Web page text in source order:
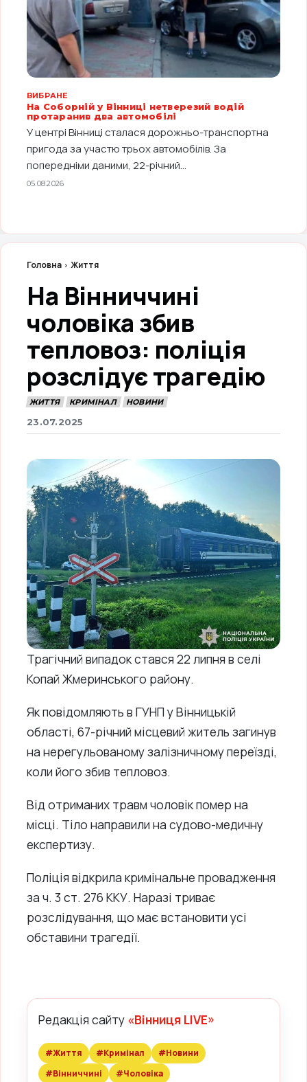
ВИБРАНЕ
На Соборній у Вінниці нетверезий водій
протаранив два автомобілі
У центрі Вінниці сталася дорожньо-транспортна
пригода за участю трьох автомобілів. За
попередніми даними, 22-річний...
05.08.2026